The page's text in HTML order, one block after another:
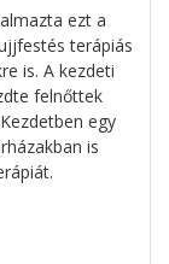
ezt a
terápiás
is. A kezdeti
felnőttek
egy
is